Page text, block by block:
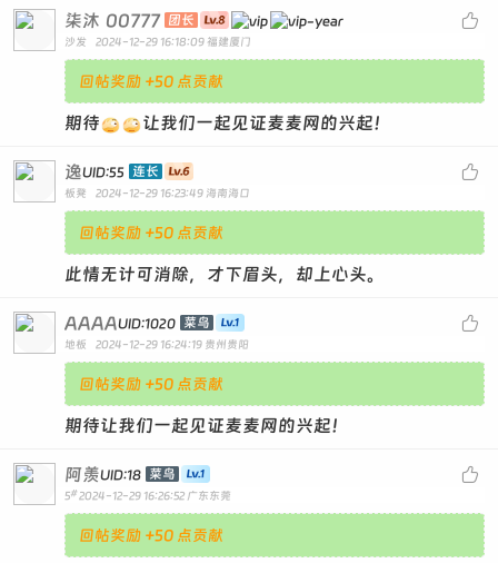

柒沐 00777 团长
沙发 2024-12-29 16:18:09 福建厦门
回帖奖励 +50 点贡献
期待 让我们一起见证麦麦网的兴起！

逸UID:55 连长
板凳 2024-12-29 16:23:49 海南海口
回帖奖励 +50 点贡献
此情无计可消除，才下眉头，却上心头。

AAAAUID:1020 菜鸟
地板 2024-12-29 16:24:19 贵州贵阳
回帖奖励 +50 点贡献
期待让我们一起见证麦麦网的兴起！

阿羡UID:18 菜鸟
5# 2024-12-29 16:26:52 广东东莞
回帖奖励 +50 点贡献